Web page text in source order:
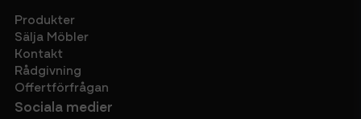
Produkter
Sälja Möbler
Kontakt
Rådgivning
Offertförfrågan
Sociala medier